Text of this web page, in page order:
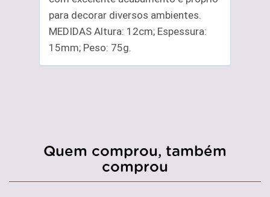
para decorar diversos ambientes.
MEDIDAS Altura: 12cm; Espessura:
15mm; Peso: 75g.
Quem comprou, também
comprou